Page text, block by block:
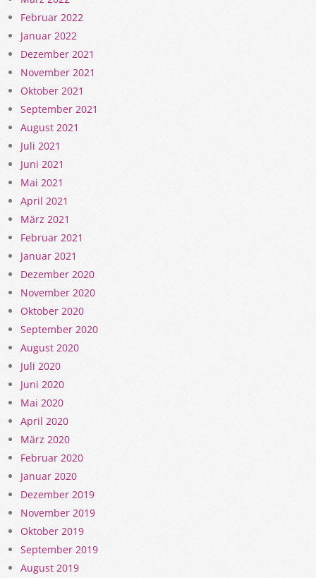
Februar 2022
Januar 2022
Dezember 2021
November 2021
Oktober 2021
September 2021
August 2021
Juli 2021
Juni 2021
Mai 2021
April 2021
März 2021
Februar 2021
Januar 2021
Dezember 2020
November 2020
Oktober 2020
September 2020
August 2020
Juli 2020
Juni 2020
Mai 2020
April 2020
März 2020
Februar 2020
Januar 2020
Dezember 2019
November 2019
Oktober 2019
September 2019
August 2019